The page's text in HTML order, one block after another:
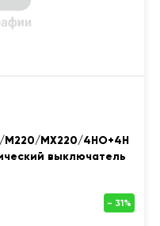
MX220/4НО+4Н
выключатель